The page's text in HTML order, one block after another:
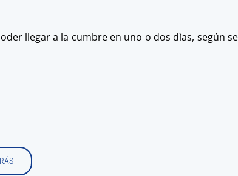
llegar a la cumbre en uno o dos dìas, según